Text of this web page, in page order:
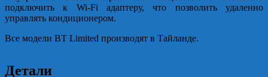
подключить к Wi-Fi адаптеру, что позволить удаленно
управлять кондиционером.
Все модели BT Limited производят в Тайланде.
Детали